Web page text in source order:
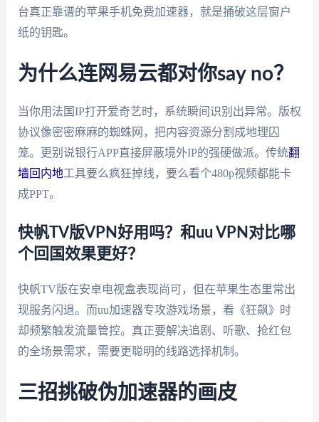
台真正靠谱的苹果手机免费加速器，就是捅破这层窗户
纸的钥匙。
为什么连网易云都对你say no？
当你用法国IP打开爱奇艺时，系统瞬间识别出异常。版权
协议像密密麻麻的蜘蛛网，把内容资源分割成地理囚
笼。更别说银行APP直接屏蔽境外IP的强硬做派。传统翻
墙回内地工具要么疯狂掉线，要么看个480p视频都能卡
成PPT。
快帆TV版VPN好用吗？和uu VPN对比哪
个回国效果更好？
快帆TV版在安卓电视盒表现尚可，但在苹果生态里常出
现服务闪退。而uu加速器专攻游戏场景，看《狂飙》时
却频繁触发流量管控。真正要解决追剧、听歌、抢红包
的全场景需求，需要更聪明的线路选择机制。
三招挑破伪加速器的画皮